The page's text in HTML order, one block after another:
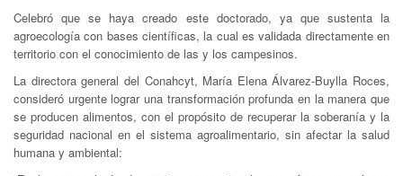
Celebró que se haya creado este doctorado, ya que sustenta la
agroecología con bases científicas, la cual es validada directamente en
territorio con el conocimiento de las y los campesinos.
La directora general del Conahcyt, María Elena Álvarez-Buylla Roces,
consideró urgente lograr una transformación profunda en la manera que
se producen alimentos, con el propósito de recuperar la soberanía y la
seguridad nacional en el sistema agroalimentario, sin afectar la salud
humana y ambiental: